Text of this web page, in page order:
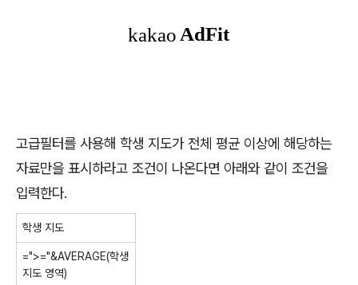
고급필터를 사용해 학생 지도가 전체 평균 이상에 해당하는
자료만을 표시하라고 조건이 나온다면 아래와 같이 조건을
입력한다.
학생 지도
=">="&AVERAGE(학생
지도 영역)